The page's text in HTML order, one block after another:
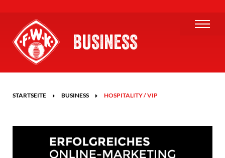
BUSINESS
STARTSEITE BUSINESS HOSPITALITY / VIP